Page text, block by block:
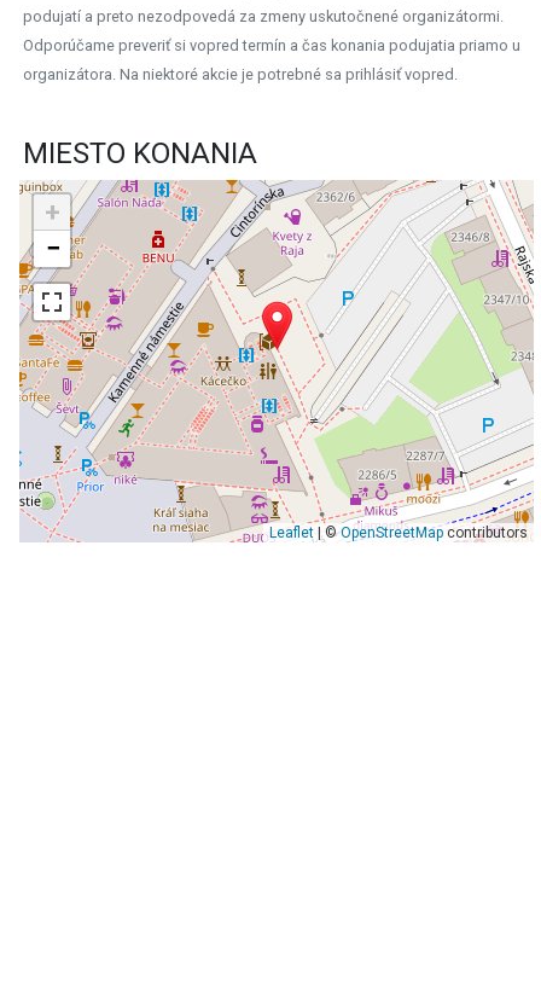
podujatí a preto nezodpovedá za zmeny uskutočnené organizátormi.
Odporúčame preveriť si vopred termín a čas konania podujatia priamo u
organizátora. Na niektoré akcie je potrebné sa prihlásiť vopred.
MIESTO KONANIA
+
−
Leaflet| ©OpenStreetMapcontributors